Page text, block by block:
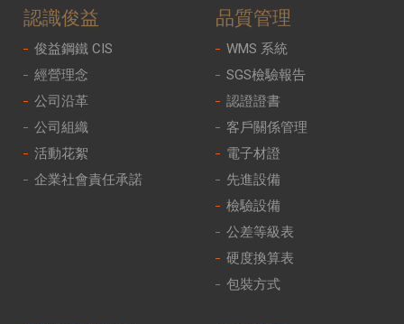
認識俊益
俊益鋼鐵 CIS
經營理念
公司沿革
公司組織
活動花絮
企業社會責任承諾
品質管理
WMS 系統
SGS檢驗報告
認證證書
客戶關係管理
電子材證
先進設備
檢驗設備
公差等級表
硬度換算表
包裝方式